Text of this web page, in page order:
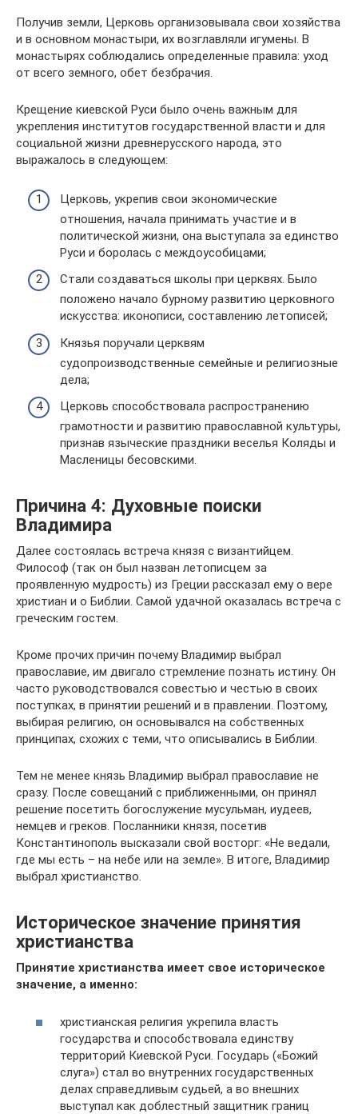
Получив земли, Церковь организовывала свои хозяйства
и в основном монастыри, их возглавляли игумены. В
монастырях соблюдались определенные правила: уход
от всего земного, обет безбрачия.
Крещение киевской Руси было очень важным для
укрепления институтов государственной власти и для
социальной жизни древнерусского народа, это
выражалось в следующем:
Церковь, укрепив свои экономические
отношения, начала принимать участие и в
политической жизни, она выступала за единство
Руси и боролась с междоусобицами;
Стали создаваться школы при церквях. Было
положено начало бурному развитию церковного
искусства: иконописи, составлению летописей;
Князья поручали церквям
судопроизводственные семейные и религиозные
дела;
Церковь способствовала распространению
грамотности и развитию православной культуры,
признав языческие праздники веселья Коляды и
Масленицы бесовскими.
Причина 4: Духовные поиски
Владимира
Далее состоялась встреча князя с византийцем.
Философ (так он был назван летописцем за
проявленную мудрость) из Греции рассказал ему о вере
христиан и о Библии. Самой удачной оказалась встреча с
греческим гостем.
Кроме прочих причин почему Владимир выбрал
православие, им двигало стремление познать истину. Он
часто руководствовался совестью и честью в своих
поступках, в принятии решений и в правлении. Поэтому,
выбирая религию, он основывался на собственных
принципах, схожих с теми, что описывались в Библии.
Тем не менее князь Владимир выбрал православие не
сразу. После совещаний с приближенными, он принял
решение посетить богослужение мусульман, иудеев,
немцев и греков. Посланники князя, посетив
Константинополь высказали свой восторг: «Не ведали,
где мы есть – на небе или на земле». В итоге, Владимир
выбрал христианство.
Историческое значение принятия
христианства
Принятие христианства имеет свое историческое
значение, а именно:
христианская религия укрепила власть
государства и способствовала единству
территорий Киевской Руси. Государь («Божий
слуга») стал во внутренних государственных
делах справедливым судьей, а во внешних
выступал как доблестный защитник границ